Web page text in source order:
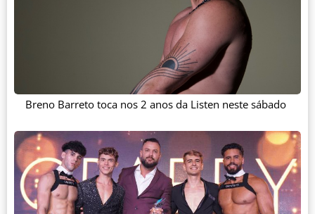
Breno Barreto toca nos 2 anos da Listen neste sábado